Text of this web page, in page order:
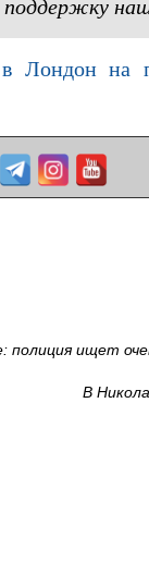
поддержку
Лондон на
полиция ищет
В